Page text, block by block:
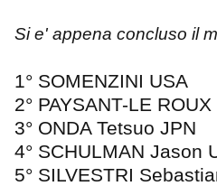
Si e' appena concluso il
1° SOMENZINI USA
2° PAYSANT-LE
3° ONDA Tetsuo JPN
4° SCHULMAN Jason
5° SILVESTRI